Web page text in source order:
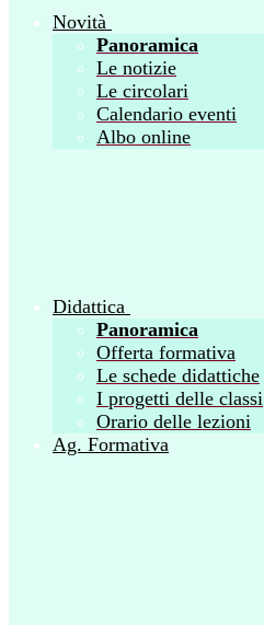
Novità
Panoramica
Le notizie
Le circolari
Calendario eventi
Albo online
Didattica
Panoramica
Offerta formativa
Le schede didattiche
I progetti delle classi
Orario delle lezioni
Ag. Formativa